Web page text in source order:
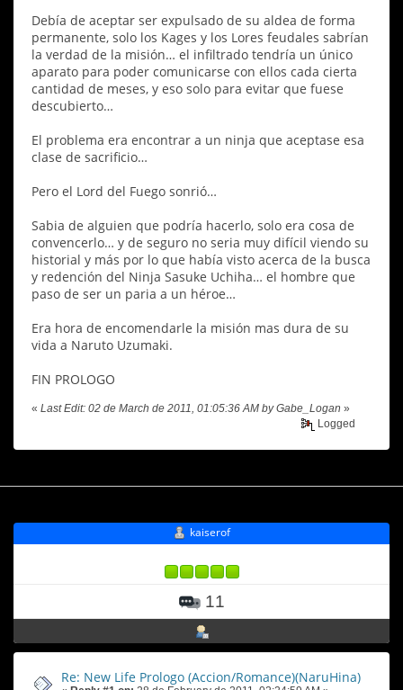
Debía de aceptar ser expulsado de su aldea de forma
permanente, solo los Kages y los Lores feudales sabrían
la verdad de la misión… el infiltrado tendría un único
aparato para poder comunicarse con ellos cada cierta
cantidad de meses, y eso solo para evitar que fuese
descubierto…
El problema era encontrar a un ninja que aceptase esa
clase de sacrificio…
Pero el Lord del Fuego sonrió…
Sabia de alguien que podría hacerlo, solo era cosa de
convencerlo… y de seguro no seria muy difícil viendo su
historial y más por lo que había visto acerca de la busca
y redención del Ninja Sasuke Uchiha… el hombre que
paso de ser un paria a un héroe…
Era hora de encomendarle la misión mas dura de su
vida a Naruto Uzumaki.
FIN PROLOGO
« Last Edit: 02 de March de 2011, 01:05:36 AM by Gabe_Logan »
Logged
kaiserof
11
Re: New Life Prologo (Accion/Romance)(NaruHina)